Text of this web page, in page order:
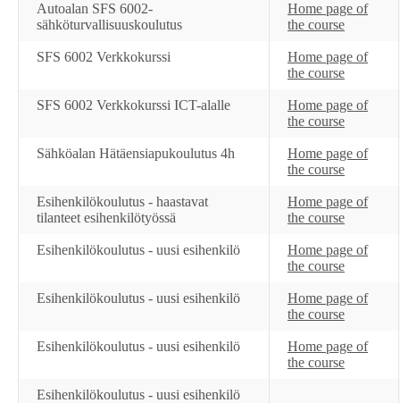
Autoalan SFS 6002-
sähköturvallisuuskoulutus
Home page of
the course
SFS 6002 Verkkokurssi
Home page of
the course
SFS 6002 Verkkokurssi ICT-alalle
Home page of
the course
Sähköalan Hätäensiapukoulutus 4h
Home page of
the course
Esihenkilökoulutus - haastavat
tilanteet esihenkilötyössä
Home page of
the course
Esihenkilökoulutus - uusi esihenkilö
Home page of
the course
Esihenkilökoulutus - uusi esihenkilö
Home page of
the course
Esihenkilökoulutus - uusi esihenkilö
Home page of
the course
Esihenkilökoulutus - uusi esihenkilö